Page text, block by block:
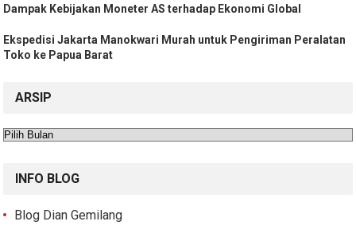
Dampak Kebijakan Moneter AS terhadap Ekonomi Global
Ekspedisi Jakarta Manokwari Murah untuk Pengiriman Peralatan
Toko ke Papua Barat
ARSIP
Arsip
INFO BLOG
Blog Dian Gemilang